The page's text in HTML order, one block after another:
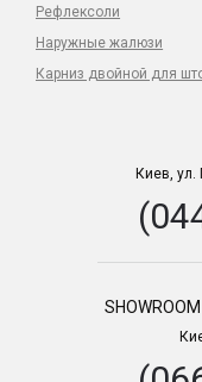
Рефлексоли
Наружные жалюзи
Карниз двойной для
Киев, ул.